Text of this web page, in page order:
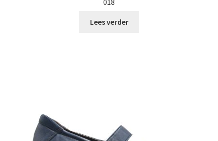
018
Lees verder